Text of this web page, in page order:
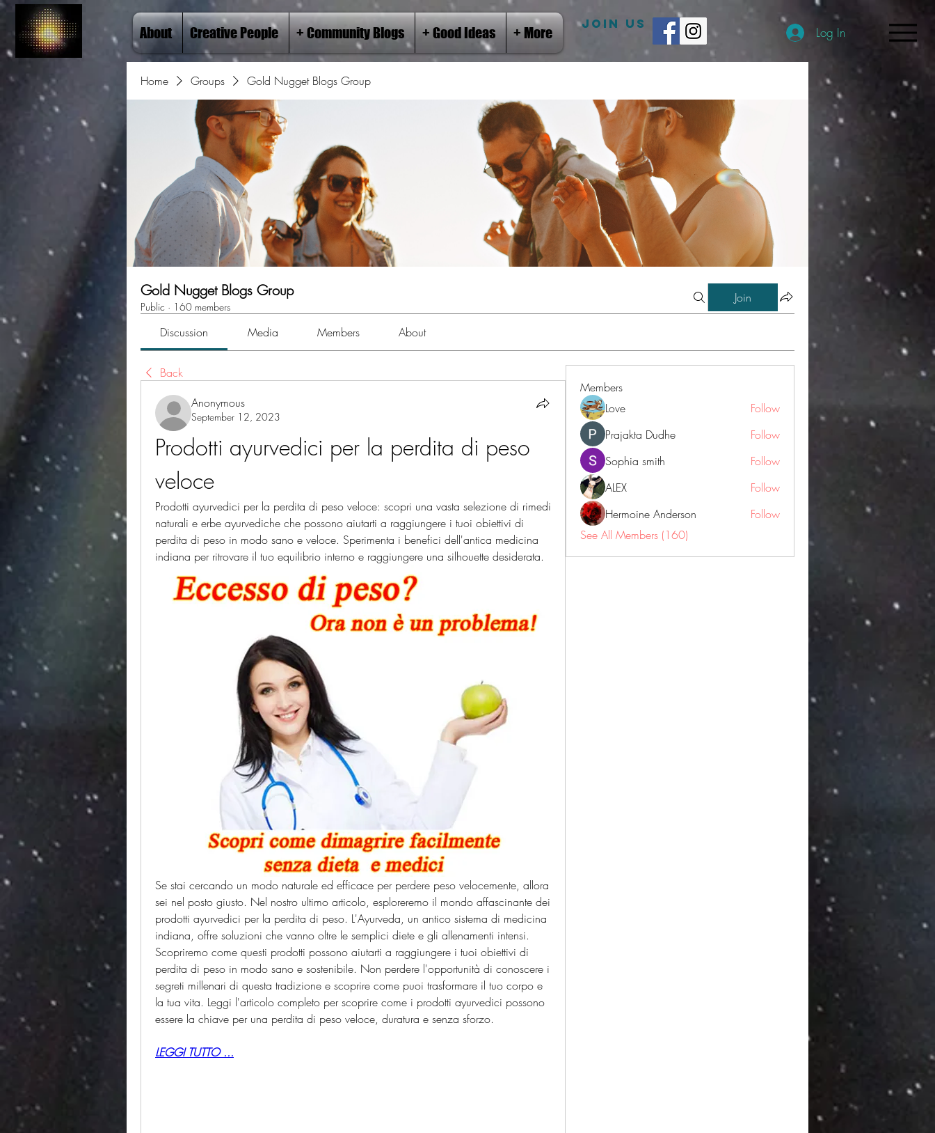
About Creative People + Community Blogs + Good Ideas + More
JOIN US
Log In
Home Groups Gold Nugget Blogs Group
Gold Nugget Blogs Group
Public · 160 members
Join
Discussion Media Members About
Back
Anonymous
September 12, 2023
Prodotti ayurvedici per la perdita di peso
veloce
Prodotti ayurvedici per la perdita di peso veloce: scopri una vasta selezione di rimedi
naturali e erbe ayurvediche che possono aiutarti a raggiungere i tuoi obiettivi di
perdita di peso in modo sano e veloce. Sperimenta i benefici dell'antica medicina
indiana per ritrovare il tuo equilibrio interno e raggiungere una silhouette desiderata.
Se stai cercando un modo naturale ed efficace per perdere peso velocemente, allora
sei nel posto giusto. Nel nostro ultimo articolo, esploreremo il mondo affascinante dei
prodotti ayurvedici per la perdita di peso. L'Ayurveda, un antico sistema di medicina
indiana, offre soluzioni che vanno oltre le semplici diete e gli allenamenti intensi.
Scopriremo come questi prodotti possono aiutarti a raggiungere i tuoi obiettivi di
perdita di peso in modo sano e sostenibile. Non perdere l'opportunità di conoscere i
segreti millenari di questa tradizione e scoprire come puoi trasformare il tuo corpo e
la tua vita. Leggi l'articolo completo per scoprire come i prodotti ayurvedici possono
essere la chiave per una perdita di peso veloce, duratura e senza sforzo.
LEGGI TUTTO ...
Members
Love
Follow
Prajakta Dudhe
Follow
Sophia smith
Follow
ALEX
Follow
Hermoine Anderson
Follow
See All Members (160)